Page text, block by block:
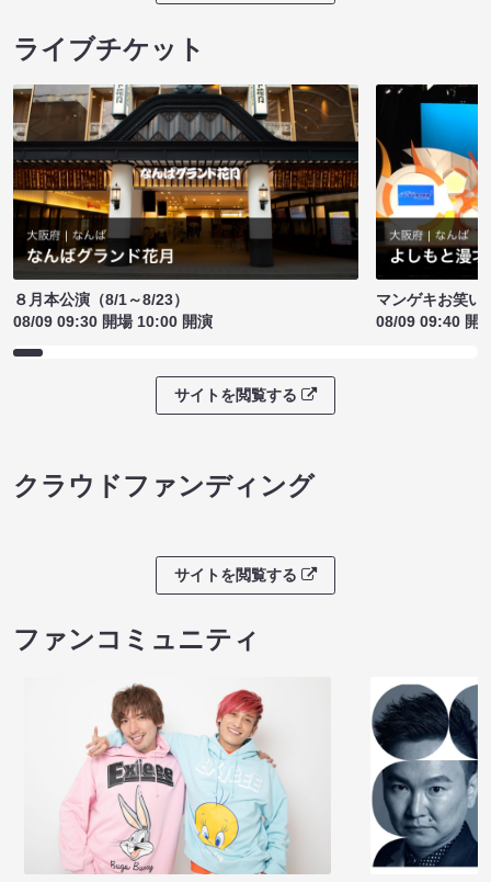
ライブチケット
８月本公演（8/1～8/23）
08/09 09:30 開場 10:00 開演
マンゲキお笑い
08/09 09:40 開
サイトを閲覧する
クラウドファンディング
サイトを閲覧する
ファンコミュニティ